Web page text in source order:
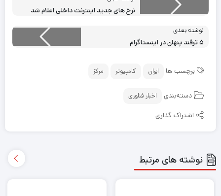
نرخ های جدید اینترنت داخلی اعلام شد
نوشته بعدی
۵ ترفند پنهان در اینستاگرام
برچسب ها ایران کامپیوتر مرکز
دسته‌بندی اخبار فناوری
اشتراک گذاری
نوشته های مرتبط